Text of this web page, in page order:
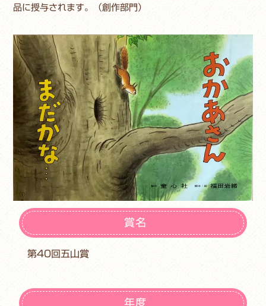
品に授与されます。（創作部門）
賞名
第40回五山賞
年度